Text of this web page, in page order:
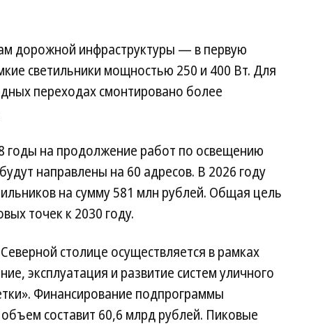
дорожной инфраструктуры — в первую
светильники мощностью 250 и 400 Вт. Для
переходах смонтировано более
годы на продолжение работ по освещению
направлены на 60 адресов. В 2026 году
на сумму 581 млн рублей. Общая цель
точек к 2030 году.
столице осуществляется в рамках
эксплуатация и развитие систем уличного
Финансирование подпрограммы
составит 60,6 млрд рублей. Пиковые